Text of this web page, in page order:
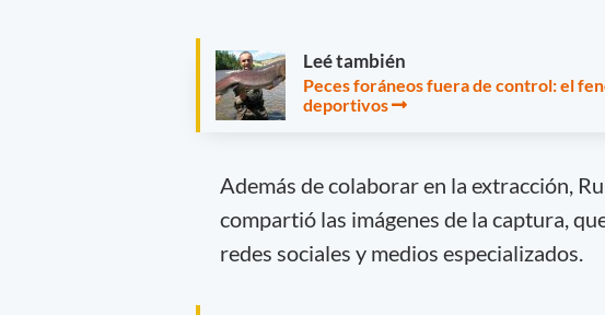
Leé también
Peces foráneos fuera de control: el
deportivos
Además de colaborar en la extracción,
compartió las imágenes de la captura,
redes sociales y medios especializados.